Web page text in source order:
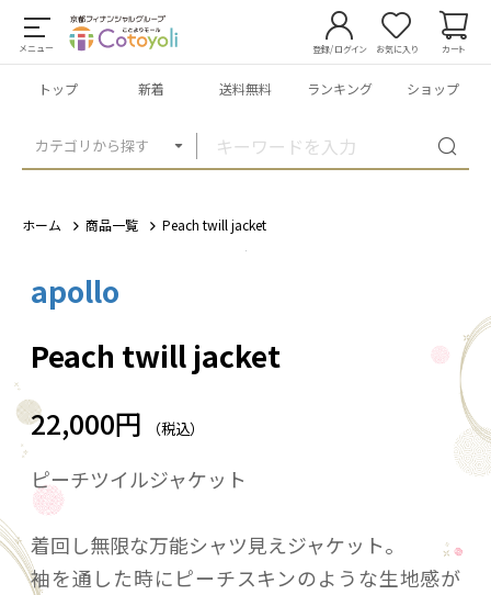
メニュー
カテゴリから探す
登録/ログイン お気に入り カート
トップ 新着 送料無料 ランキング ショップ
ホーム 商品一覧 Peach twill jacket
apollo
Peach twill jacket
22,000円 （税込）
ピーチツイルジャケット
着回し無限な万能シャツ見えジャケット。
袖を通した時にピーチスキンのような生地感が